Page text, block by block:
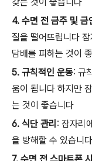
4. 수면 전 금주 및 금
질을 떨어뜨립니다
담배를 피하는 것이
5. 규칙적인 운동: 규
움이 됩니다 하지만
는 것이 좋습니다
6. 식단 관리 : 잠자리
을 방해할 수 있습니다